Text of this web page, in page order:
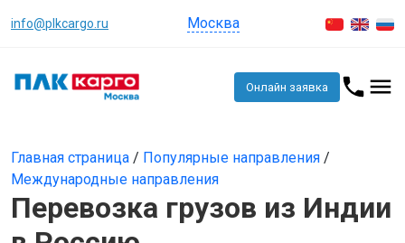
info@plkcargo.ru Москва
Онлайн заявка
Главная страница / Популярные направления /
Международные направления
Перевозка грузов из Индии